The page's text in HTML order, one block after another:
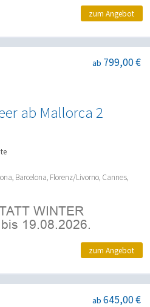
zum Angebot
ab Mallorca 2
ab 799,00 €
Barcelona, Florenz/Livorno, Cannes,
zum Angebot
ab 645,00 €